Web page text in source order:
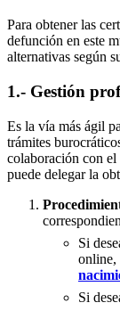
Para obtener las
defunción en este
alternativas según
1.- Gestión
Es la vía más ágil
trámites
colaboración con
puede delegar la
Si
online,
Si